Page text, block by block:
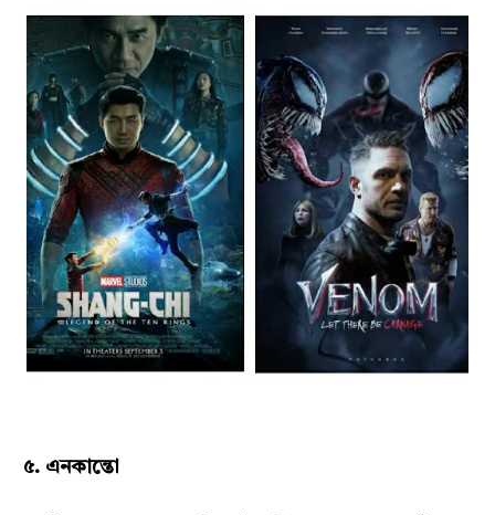
৫. এনকান্তো